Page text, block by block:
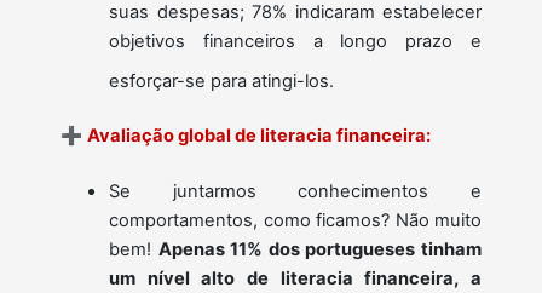
suas despesas; 78% indicaram estabelecer
objetivos financeiros a longo prazo e
esforçar-se para atingi-los.
➕ Avaliação global de literacia financeira:
Se juntarmos conhecimentos e
comportamentos, como ficamos? Não muito
bem! Apenas 11% dos portugueses tinham
um nível alto de literacia financeira, a